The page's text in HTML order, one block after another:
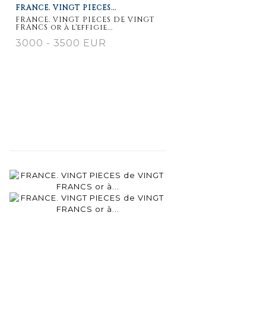
FRANCE. VINGT PIECES...
FRANCE. VINGT PIECES DE VINGT
FRANCS or à l'effigie...
3000 - 3500 EUR